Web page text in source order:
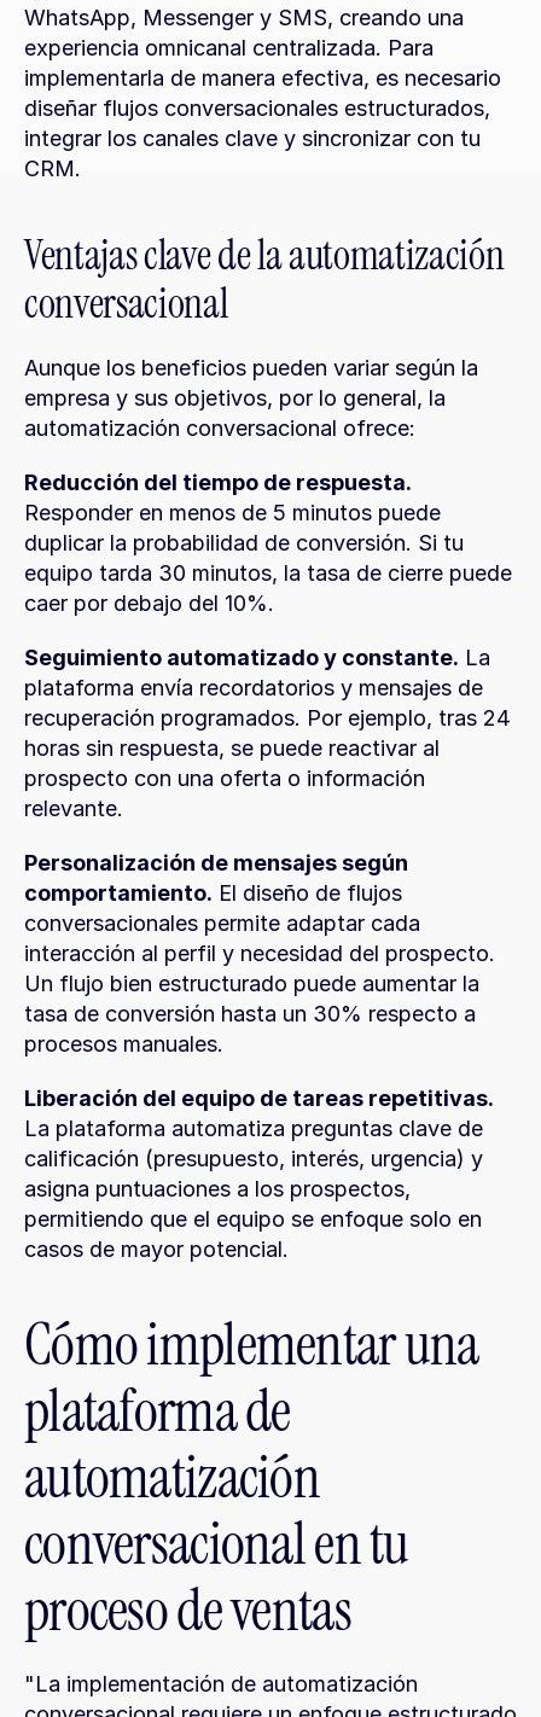
WhatsApp, Messenger y SMS, creando una
experiencia omnicanal centralizada. Para
implementarla de manera efectiva, es necesario
diseñar flujos conversacionales estructurados,
integrar los canales clave y sincronizar con tu
CRM.
Ventajas clave de la automatización
conversacional
Aunque los beneficios pueden variar según la
empresa y sus objetivos, por lo general, la
automatización conversacional ofrece:
Reducción del tiempo de respuesta.
Responder en menos de 5 minutos puede
duplicar la probabilidad de conversión. Si tu
equipo tarda 30 minutos, la tasa de cierre puede
caer por debajo del 10%.
Seguimiento automatizado y constante. La
plataforma envía recordatorios y mensajes de
recuperación programados. Por ejemplo, tras 24
horas sin respuesta, se puede reactivar al
prospecto con una oferta o información
relevante.
Personalización de mensajes según
comportamiento. El diseño de flujos
conversacionales permite adaptar cada
interacción al perfil y necesidad del prospecto.
Un flujo bien estructurado puede aumentar la
tasa de conversión hasta un 30% respecto a
procesos manuales.
Liberación del equipo de tareas repetitivas.
La plataforma automatiza preguntas clave de
calificación (presupuesto, interés, urgencia) y
asigna puntuaciones a los prospectos,
permitiendo que el equipo se enfoque solo en
casos de mayor potencial.
Cómo implementar una
plataforma de
automatización
conversacional en tu
proceso de ventas
"La implementación de automatización